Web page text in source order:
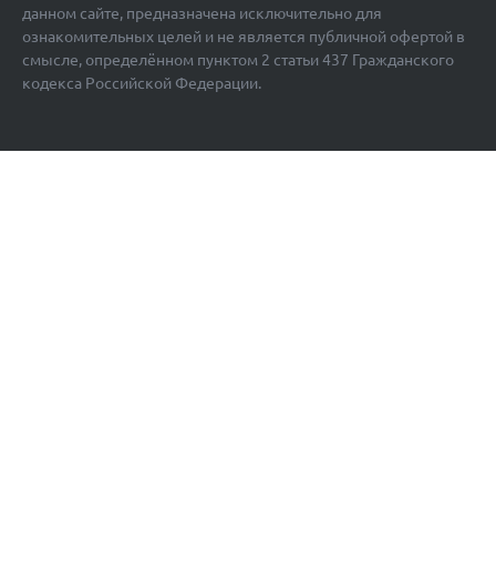
данном сайте, предназначена исключительно для
ознакомительных целей и не является публичной офертой в
смысле, определённом пунктом 2 статьи 437 Гражданского
кодекса Российской Федерации.